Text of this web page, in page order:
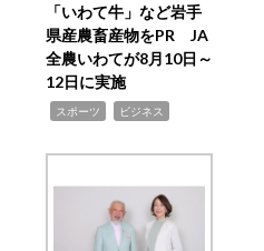
「いわて牛」など岩手
県産農畜産物をPR JA
全農いわてが8月10日～
12日に実施
スポーツ ビジネス